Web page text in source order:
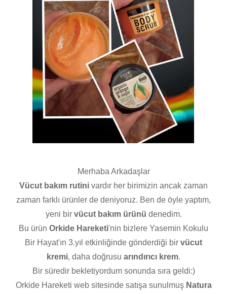
Merhaba Arkadaşlar
Vücut bakım rutini vardır her birimizin ancak zaman
zaman farklı ürünler de deniyoruz. Ben de öyle yaptım,
yeni bir vücut bakım ürünü denedim.
Bu ürün Orkide Hareketi'nin bizlere Yasemin Kokulu
Bir Hayat'ın 3.yıl etkinliğinde gönderdiği bir vücut
kremi, daha doğrusu arındırıcı krem.
Bir süredir bekletiyordum sonunda sıra geldi:)
Orkide Hareketi web sitesinde satışa sunulmuş Natura